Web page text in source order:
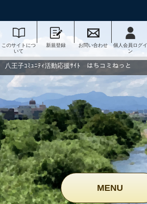
このサイトにつ
いて
新規登録 お問い合わせ
個人会員ログイ
ン
八王子ｺﾐｭﾆﾃｨ活動応援ｻｲﾄ はちコミねっと
MENU